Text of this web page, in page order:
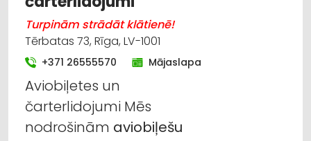
Viesnīcas
Turpinām strādāt klātienē!
Tērbatas 73, Rīga, LV-1001
+371 26555570 Mājaslapa
Aviobiļetes un
čarterlidojumi Mēs
nodrošinām aviobiļešu